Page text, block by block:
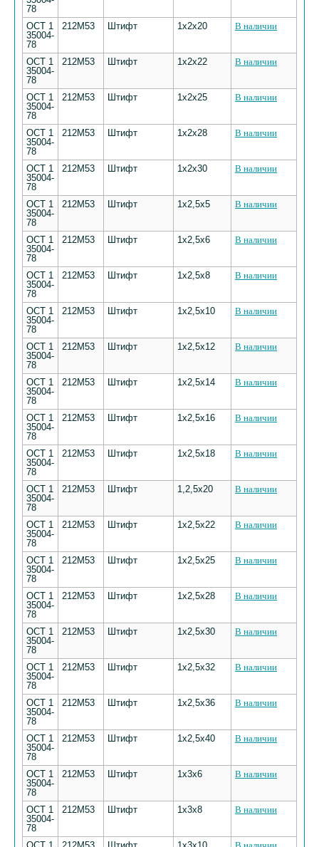
78
ОСТ 1
35004-
78
212М53 Штифт 1х2х20 В наличии
ОСТ 1
35004-
78
212М53 Штифт 1х2х22 В наличии
ОСТ 1
35004-
78
212М53 Штифт 1х2х25 В наличии
ОСТ 1
35004-
78
212М53 Штифт 1х2х28 В наличии
ОСТ 1
35004-
78
212М53 Штифт 1х2х30 В наличии
ОСТ 1
35004-
78
212М53 Штифт 1х2,5х5 В наличии
ОСТ 1
35004-
78
212М53 Штифт 1х2,5х6 В наличии
ОСТ 1
35004-
78
212М53 Штифт 1х2,5х8 В наличии
ОСТ 1
35004-
78
212М53 Штифт 1х2,5х10 В наличии
ОСТ 1
35004-
78
212М53 Штифт 1х2,5х12 В наличии
ОСТ 1
35004-
78
212М53 Штифт 1х2,5х14 В наличии
ОСТ 1
35004-
78
212М53 Штифт 1х2,5х16 В наличии
ОСТ 1
35004-
78
212М53 Штифт 1х2,5х18 В наличии
ОСТ 1
35004-
78
212М53 Штифт 1,2,5х20 В наличии
ОСТ 1
35004-
78
212М53 Штифт 1х2,5х22 В наличии
ОСТ 1
35004-
78
212М53 Штифт 1х2,5х25 В наличии
ОСТ 1
35004-
78
212М53 Штифт 1х2,5х28 В наличии
ОСТ 1
35004-
78
212М53 Штифт 1х2,5х30 В наличии
ОСТ 1
35004-
78
212М53 Штифт 1х2,5х32 В наличии
ОСТ 1
35004-
78
212М53 Штифт 1х2,5х36 В наличии
ОСТ 1
35004-
78
212М53 Штифт 1х2,5х40 В наличии
ОСТ 1
35004-
78
212М53 Штифт 1х3х6 В наличии
ОСТ 1
35004-
78
212М53 Штифт 1х3х8 В наличии